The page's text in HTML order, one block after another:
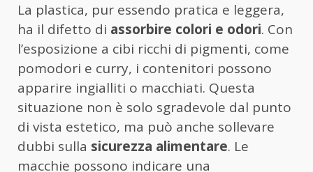
La plastica, pur essendo pratica e leggera,
ha il difetto di assorbire colori e odori. Con
l’esposizione a cibi ricchi di pigmenti, come
pomodori e curry, i contenitori possono
apparire ingialliti o macchiati. Questa
situazione non è solo sgradevole dal punto
di vista estetico, ma può anche sollevare
dubbi sulla sicurezza alimentare. Le
macchie possono indicare una